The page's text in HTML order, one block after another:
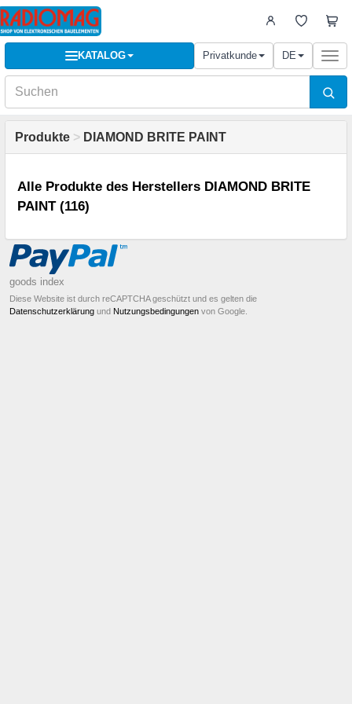
KATALOG Privatkunde DE
Produkte > DIAMOND BRITE PAINT
Alle Produkte des Herstellers DIAMOND BRITE
PAINT (116)
goods index
Diese Website ist durch reCAPTCHA geschützt und es gelten die
Datenschutzerklärung und Nutzungsbedingungen von Google.